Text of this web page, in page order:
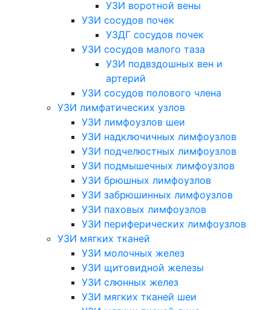
УЗИ воротной вены
УЗИ сосудов почек
УЗДГ сосудов почек
УЗИ сосудов малого таза
УЗИ подвздошных вен и
артерий
УЗИ сосудов полового члена
УЗИ лимфатических узлов
УЗИ лимфоузлов шеи
УЗИ надключичных лимфоузлов
УЗИ подчелюстных лимфоузлов
УЗИ подмышечных лимфоузлов
УЗИ брюшных лимфоузлов
УЗИ забрюшинных лимфоузлов
УЗИ паховых лимфоузлов
УЗИ периферических лимфоузлов
УЗИ мягких тканей
УЗИ молочных желез
УЗИ щитовидной железы
УЗИ слюнных желез
УЗИ мягких тканей шеи